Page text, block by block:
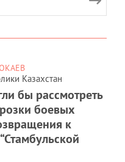
Казахстан
бы рассмотреть
боевых
к